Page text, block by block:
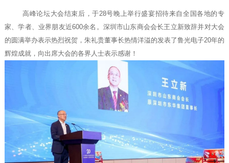
高峰论坛大会结束后，于28号晚上举行盛宴招待来自全国各地的专
家、学者、业界朋友近600余名。深圳市山东商会会长王立新致辞并对大会
的圆满举办表示热烈祝贺，朱礼贵董事长热情洋溢的发表了鲁光电子20年的
辉煌成就，向出席大会的各界人士表示感谢！